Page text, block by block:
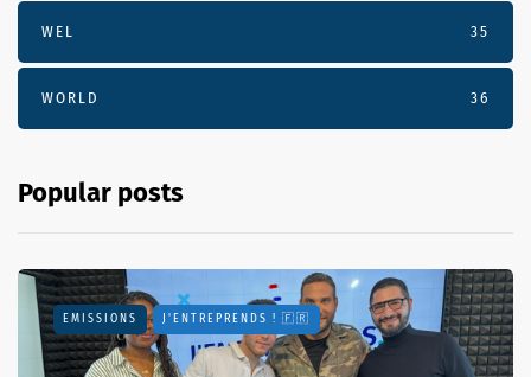
WEL 35
WORLD 36
Popular posts
EMISSIONS J'ENTREPRENDS ! 🇫🇷